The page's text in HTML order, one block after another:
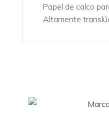
Papel de calco
Altamente